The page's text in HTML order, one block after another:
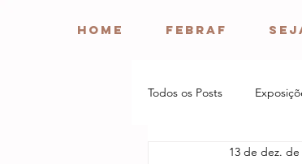
HOME FEBRAF
Todos os Posts
13 de dez. de